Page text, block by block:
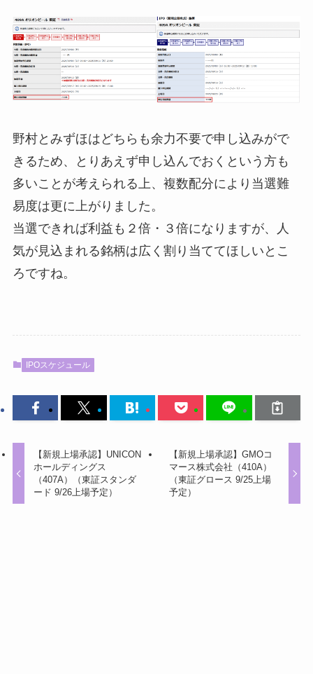
野村とみずほはどちらも余力不要で申し込みがで
きるため、とりあえず申し込んでおくという方も
多いことが考えられる上、複数配分により当選難
易度は更に上がりました。
当選できれば利益も２倍・３倍になりますが、人
気が見込まれる銘柄は広く割り当ててほしいとこ
ろですね。
IPOスケジュール
【新規上場承認】UNICON
ホールディングス
（407A）（東証スタンダ
ード 9/26上場予定）
【新規上場承認】GMOコ
マース株式会社（410A）
（東証グロース 9/25上場
予定）